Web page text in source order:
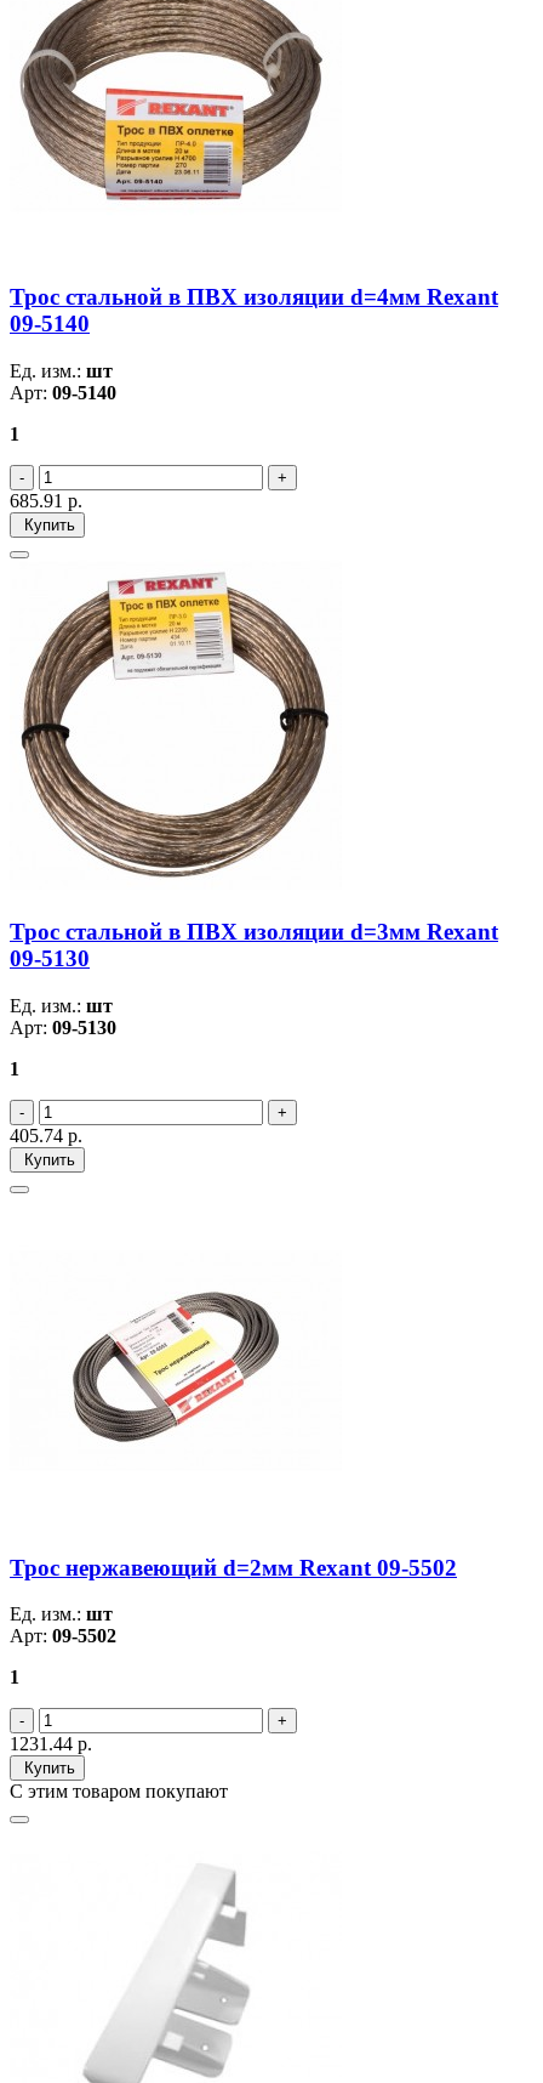
Трос стальной в ПВХ изоляции d=4мм Rexant
09-5140
Ед. изм.: шт
Арт: 09-5140
1
685.91 р.
Купить
Трос стальной в ПВХ изоляции d=3мм Rexant
09-5130
Ед. изм.: шт
Арт: 09-5130
1
405.74 р.
Купить
Трос нержавеющий d=2мм Rexant 09-5502
Ед. изм.: шт
Арт: 09-5502
1
1231.44 р.
Купить
С этим товаром покупают